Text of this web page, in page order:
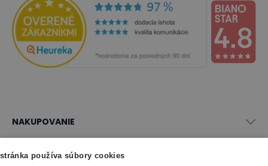
NAKUPOVANIE
Obchodné podmienky
SLUŽBYpoužíva súbory cookies